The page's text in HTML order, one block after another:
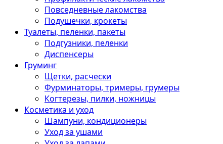
Повседневные лакомства
Подушечки, крокеты
Туалеты, пеленки, пакеты
Подгузники, пеленки
Диспенсеры
Груминг
Щетки, расчески
Фурминаторы, тримеры, грумеры
Когтерезы, пилки, ножницы
Косметика и уход
Шампуни, кондиционеры
Уход за ушами